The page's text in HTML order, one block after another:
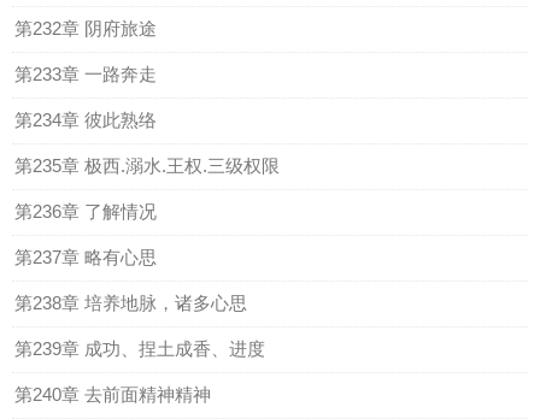
第232章 阴府旅途
第233章 一路奔走
第234章 彼此熟络
第235章 极西.溺水.王权.三级权限
第236章 了解情况
第237章 略有心思
第238章 培养地脉，诸多心思
第239章 成功、捏土成香、进度
第240章 去前面精神精神